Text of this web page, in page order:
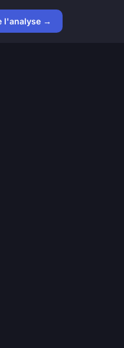
l'analyse →